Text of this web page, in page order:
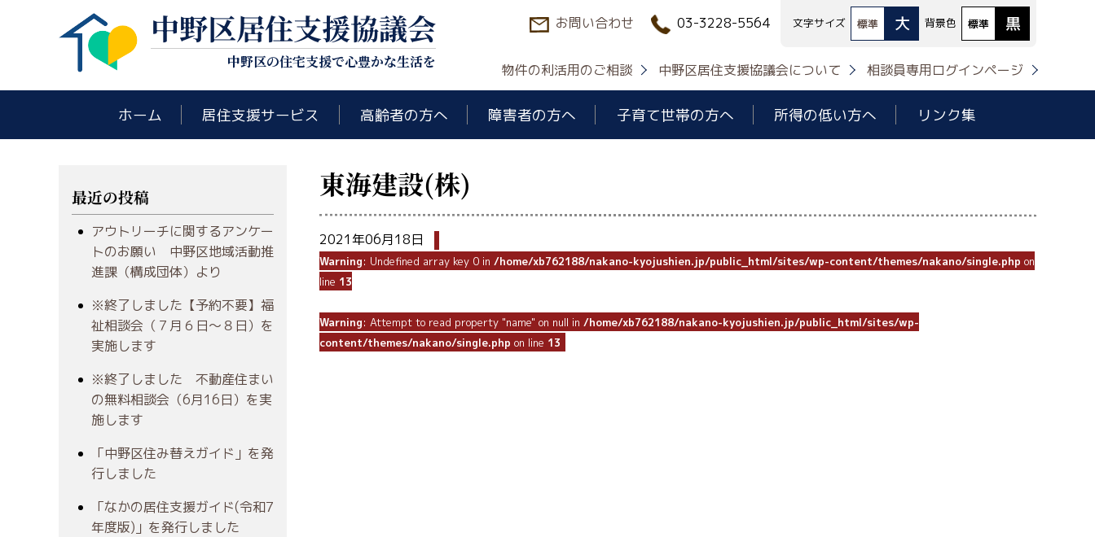
中野区居住支援協議会
中野区の住宅支援で心豊かな生活を
お問い合わせ 03-3228-5564 文字サイズ 標準 大 背景色 標準 黒
物件の利活用のご相談 中野区居住支援協議会について 相談員専用ログインページ
ホーム 居住支援サービス 高齢者の方へ 障害者の方へ 子育て世帯の方へ 所得の低い方へ リンク集
東海建設(株)
2021年06月18日
Warning: Undefined array key 0 in /home/xb762188/nakano-kyojushien.jp/public_html/sites/wp-content/themes/nakano/single.php on
line 13
Warning: Attempt to read property "name" on null in /home/xb762188/nakano-kyojushien.jp/public_html/sites/wp-
content/themes/nakano/single.php on line 13
最近の投稿
アウトリーチに関するアンケー
トのお願い 中野区地域活動推
進課（構成団体）より
※終了しました【予約不要】福
祉相談会（７月６日～８日）を
実施します
※終了しました 不動産住まい
の無料相談会（6月16日）を実
施します
「中野区住み替えガイド」を発
行しました
「なかの居住支援ガイド(令和7
年度版)」を発行しました